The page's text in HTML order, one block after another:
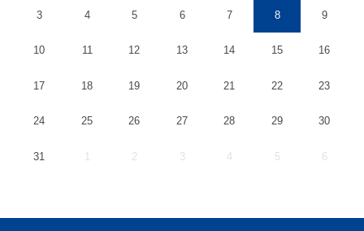
3 4 5 6 7 8 9
10 11 12 13 14 15 16
17 18 19 20 21 22 23
24 25 26 27 28 29 30
31 1 2 3 4 5 6